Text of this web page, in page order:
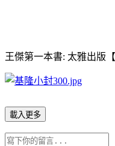
王傑第一本書: 太雅出版
載入更多